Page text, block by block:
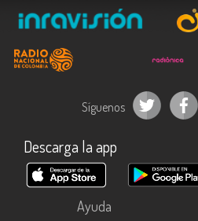
Síguenos
Descarga la app
Ayuda